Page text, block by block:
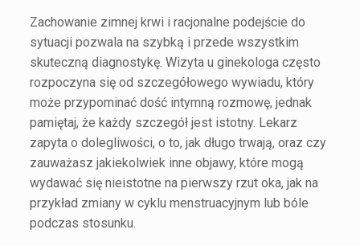
Zachowanie zimnej krwi i racjonalne podejście do
sytuacji pozwala na szybką i przede wszystkim
skuteczną diagnostykę. Wizyta u ginekologa często
rozpoczyna się od szczegółowego wywiadu, który
może przypominać dość intymną rozmowę, jednak
pamiętaj, że każdy szczegół jest istotny. Lekarz
zapyta o dolegliwości, o to, jak długo trwają, oraz czy
zauważasz jakiekolwiek inne objawy, które mogą
wydawać się nieistotne na pierwszy rzut oka, jak na
przykład zmiany w cyklu menstruacyjnym lub bóle
podczas stosunku.